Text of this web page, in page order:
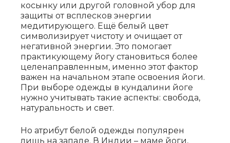
косынку или другой головной убор для
защиты от всплесков энергии
медитирующего. Ещё белый цвет
символизирует чистоту и очищает от
негативной энергии. Это помогает
практикующему йогу становиться более
целенаправленным, именно этот фактор
важен на начальном этапе освоения йоги.
При выборе одежды в кундалини йоге
нужно учитывать такие аспекты: свобода,
натуральность и свет.
Но атрибут белой одежды популярен
лишь на западе. В Индии – маме йоги,